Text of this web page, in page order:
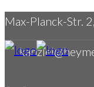
Max-Planck-Str.